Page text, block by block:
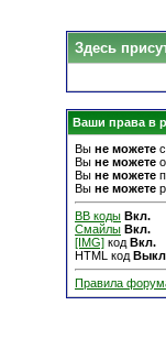
Здесь
Ваши права в
Вы не можете
Вы не можете
Вы не можете
Вы не можете
BB коды Вкл.
Смайлы Вкл.
[IMG] код Вкл.
HTML код
Правила